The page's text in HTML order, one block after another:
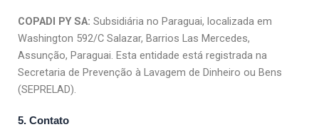
COPADI PY SA: Subsidiária no Paraguai, localizada em
Washington 592/C Salazar, Barrios Las Mercedes,
Assunção, Paraguai. Esta entidade está registrada na
Secretaria de Prevenção à Lavagem de Dinheiro ou Bens
(SEPRELAD).
5. Contato